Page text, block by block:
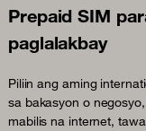
Prepaid SIM
paglalakbay
Piliin ang aming
sa bakasyon o
mabilis na internet,